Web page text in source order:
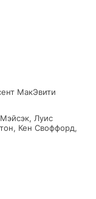
доход. Но для
новых
сами попадают в
МакЭвити
Луис
Кен Своффорд,